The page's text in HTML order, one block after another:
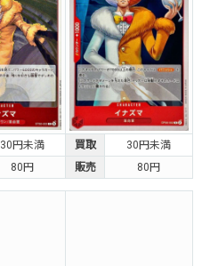
30円未満 買取
30円未満
80円 販売 80円